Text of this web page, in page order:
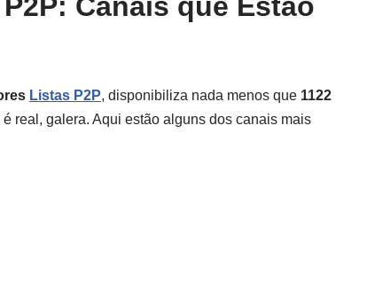
Listas P2P, disponibiliza nada menos que 1122
real, galera. Aqui estão alguns dos canais mais